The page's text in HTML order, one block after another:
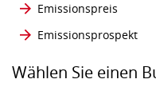
Emissionspreis
Emissionsprospekt
Wählen Sie einen